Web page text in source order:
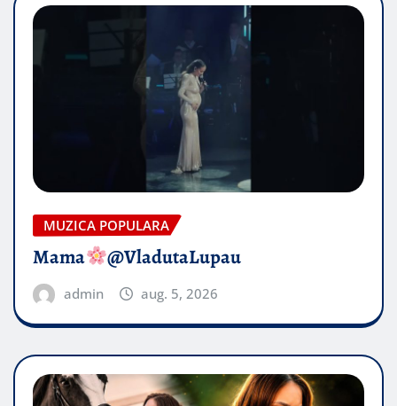
MUZICA POPULARA
Mama @VladutaLupau
admin aug. 5, 2026